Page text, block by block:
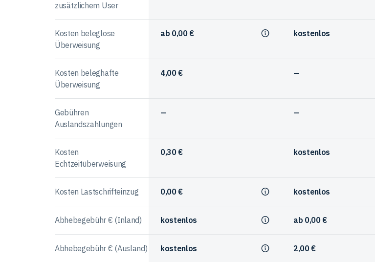
zusätzlichem User
Kosten beleglose
Überweisung
ab 0,00 € kostenlos
Kosten beleghafte
Überweisung
4,00 € —
Gebühren
Auslandszahlungen
— —
Kosten
Echtzeitüberweisung
0,30 € kostenlos
Kosten Lastschrifteinzug 0,00 € kostenlos
Abhebegebühr € (Inland) kostenlos ab 0,00 €
Abhebegebühr € (Ausland) kostenlos 2,00 €